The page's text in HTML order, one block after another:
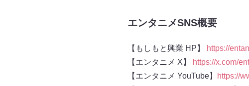
エンタニメSNS概要
【もしもと興業 HP】
https://
【エンタニメ X】
https://x.com/
【エンタニメ YouTube】
https://